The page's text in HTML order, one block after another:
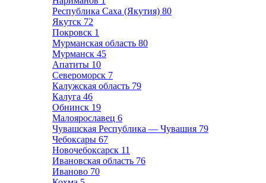
Республика Саха (Якутия) 80
Якутск 72
Покровск 1
Мурманская область 80
Мурманск 45
Апатиты 10
Североморск 7
Калужская область 79
Калуга 46
Обнинск 19
Малоярославец 6
Чувашская Республика — Чувашия 79
Чебоксары 67
Новочебоксарск 11
Ивановская область 76
Иваново 70